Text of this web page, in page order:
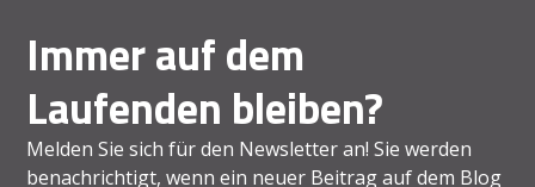
Immer auf dem
Laufenden bleiben?
Melden Sie sich für den Newsletter an! Sie werden
benachrichtigt, wenn ein neuer Beitrag auf dem Blog